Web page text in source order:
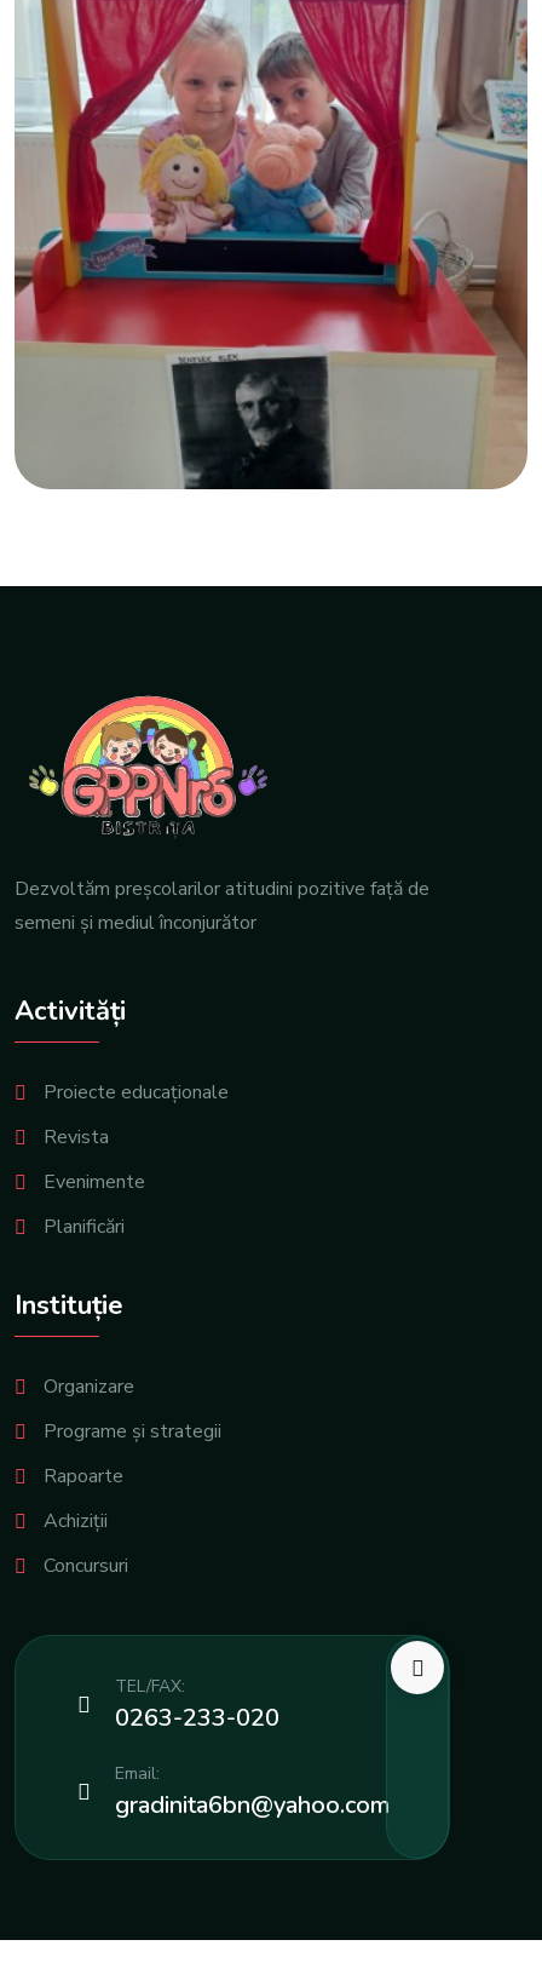
Dezvoltăm preşcolarilor atitudini pozitive față de
semeni şi mediul înconjurător
Activități
Proiecte educaționale
Revista
Evenimente
Planificări
Instituție
Organizare
Programe și strategii
Rapoarte
Achiziții
Concursuri
TEL/FAX:
0263-233-020
Email:
gradinita6bn@yahoo.com